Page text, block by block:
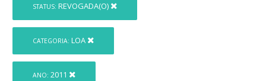
STATUS: REVOGADA(O)
CATEGORIA: LOA
ANO: 2011